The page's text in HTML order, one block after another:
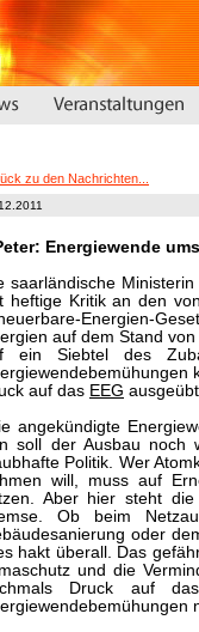
zu den Nachrichten...
Energiewende
saarländische
heftige Kritik an den
Energien-
auf dem Stand
ein Siebtel des
auf das EEG
angekündigte
soll der Ausbau noch
Politik. Wer
will, muss auf
Aber hier steht
Ob beim
oder
hakt überall. Das
und die
Druck auf